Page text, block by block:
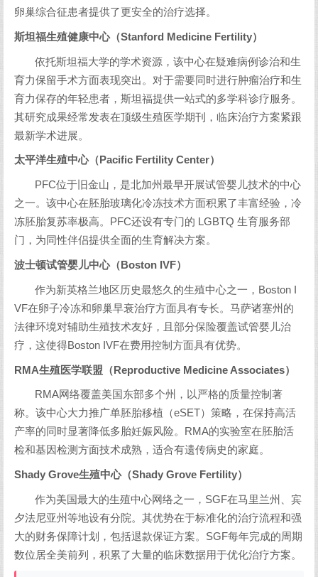
卵巢综合征患者提供了更安全的治疗选择。
斯坦福生殖健康中心（Stanford Medicine Fertility）
依托斯坦福大学的学术资源，该中心在疑难病例诊治和生
育力保留手术方面表现突出。对于需要同时进行肿瘤治疗和生
育力保存的年轻患者，斯坦福提供一站式的多学科诊疗服务。
其研究成果经常发表在顶级生殖医学期刊，临床治疗方案紧跟
最新学术进展。
太平洋生殖中心（Pacific Fertility Center）
PFC位于旧金山，是北加州最早开展试管婴儿技术的中心
之一。该中心在胚胎玻璃化冷冻技术方面积累了丰富经验，冷
冻胚胎复苏率极高。PFC还设有专门的 LGBTQ 生育服务部
门，为同性伴侣提供全面的生育解决方案。
波士顿试管婴儿中心（Boston IVF）
作为新英格兰地区历史最悠久的生殖中心之一，Boston I
VF在卵子冷冻和卵巢早衰治疗方面具有专长。马萨诸塞州的
法律环境对辅助生殖技术友好，且部分保险覆盖试管婴儿治
疗，这使得Boston IVF在费用控制方面具有优势。
RMA生殖医学联盟（Reproductive Medicine Associates）
RMA网络覆盖美国东部多个州，以严格的质量控制著
称。该中心大力推广单胚胎移植（eSET）策略，在保持高活
产率的同时显著降低多胎妊娠风险。RMA的实验室在胚胎活
检和基因检测方面技术成熟，适合有遗传病史的家庭。
Shady Grove生殖中心（Shady Grove Fertility）
作为美国最大的生殖中心网络之一，SGF在马里兰州、宾
夕法尼亚州等地设有分院。其优势在于标准化的治疗流程和强
大的财务保障计划，包括退款保证方案。SGF每年完成的周期
数位居全美前列，积累了大量的临床数据用于优化治疗方案。